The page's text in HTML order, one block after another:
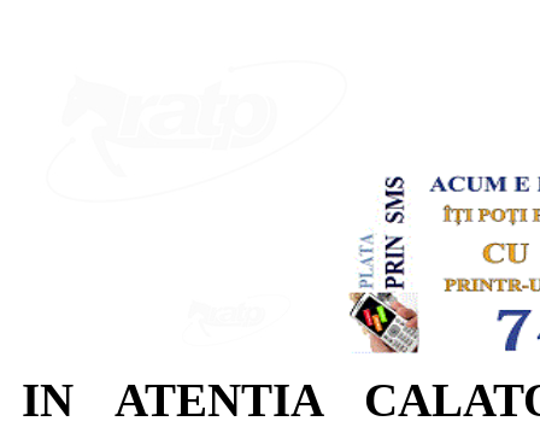
IN ATENTIA